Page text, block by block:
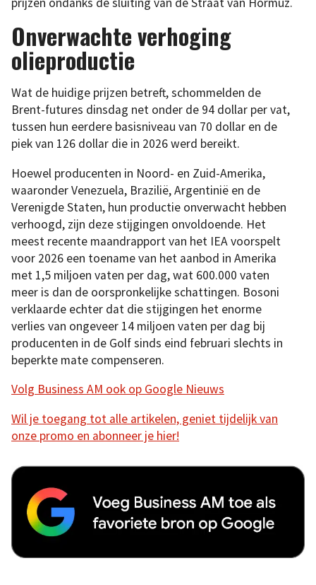
Onverwachte verhoging
olieproductie
Wat de huidige prijzen betreft, schommelden de
Brent-futures dinsdag net onder de 94 dollar per vat,
tussen hun eerdere basisniveau van 70 dollar en de
piek van 126 dollar die in 2026 werd bereikt.
Hoewel producenten in Noord- en Zuid-Amerika,
waaronder Venezuela, Brazilië, Argentinië en de
Verenigde Staten, hun productie onverwacht hebben
verhoogd, zijn deze stijgingen onvoldoende. Het
meest recente maandrapport van het IEA voorspelt
voor 2026 een toename van het aanbod in Amerika
met 1,5 miljoen vaten per dag, wat 600.000 vaten
meer is dan de oorspronkelijke schattingen. Bosoni
verklaarde echter dat die stijgingen het enorme
verlies van ongeveer 14 miljoen vaten per dag bij
producenten in de Golf sinds eind februari slechts in
beperkte mate compenseren.
Volg Business AM ook op Google Nieuws
Wil je toegang tot alle artikelen, geniet tijdelijk van
onze promo en abonneer je hier!